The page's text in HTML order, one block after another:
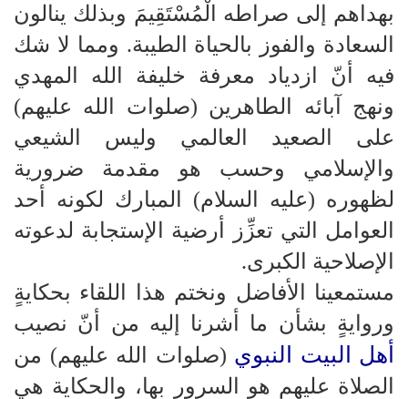
بهداهم إلى صراطه الْمُسْتَقِيمَ وبذلك ينالون
السعادة والفوز بالحياة الطيبة. ومما لا شك
فيه أنّ ازدياد معرفة خليفة الله المهدي
ونهج آبائه الطاهرين (صلوات الله عليهم)
على الصعيد العالمي وليس الشيعي
والإسلامي وحسب هو مقدمة ضرورية
لظهوره (عليه السلام) المبارك لكونه أحد
العوامل التي تعزِّز أرضية الإستجابة لدعوته
الإصلاحية الكبرى.
مستمعينا الأفاضل ونختم هذا اللقاء بحكايةٍ
وروايةٍ بشأن ما أشرنا إليه من أنّ نصيب
أهل البيت النبوي (صلوات الله عليهم) من
الصلاة عليهم هو السرور بها، والحكاية هي